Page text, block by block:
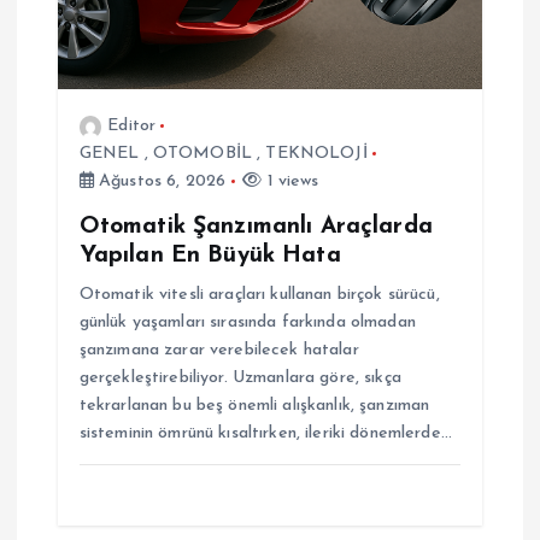
Editor
GENEL , OTOMOBİL , TEKNOLOJİ
Ağustos 6, 2026
1 views
Otomatik Şanzımanlı Araçlarda
Yapılan En Büyük Hata
Otomatik vitesli araçları kullanan birçok sürücü,
günlük yaşamları sırasında farkında olmadan
şanzımana zarar verebilecek hatalar
gerçekleştirebiliyor. Uzmanlara göre, sıkça
tekrarlanan bu beş önemli alışkanlık, şanzıman
sisteminin ömrünü kısaltırken, ileriki dönemlerde…